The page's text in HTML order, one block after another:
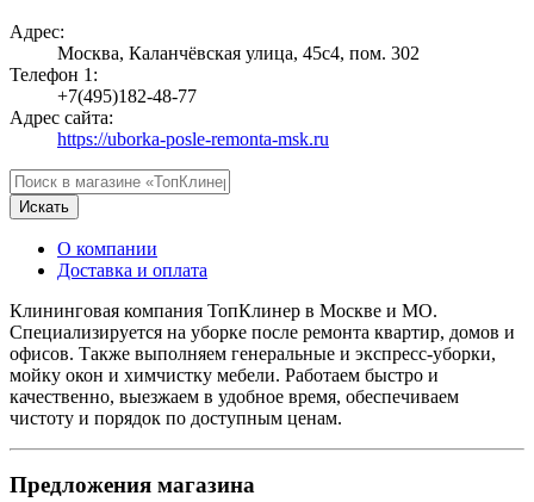
Адрес:
Москва, Каланчёвская улица, 45с4, пом. 302
Телефон 1:
+7(495)182-48-77
Адрес сайта:
https://uborka-posle-remonta-msk.ru
Искать
О компании
Доставка и оплата
Клининговая компания ТопКлинер в Москве и МО.
Специализируется на уборке после ремонта квартир, домов и
офисов. Также выполняем генеральные и экспресс-уборки,
мойку окон и химчистку мебели. Работаем быстро и
качественно, выезжаем в удобное время, обеспечиваем
чистоту и порядок по доступным ценам.
Предложения магазина